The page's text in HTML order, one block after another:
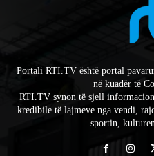
Portali RTI.TV është portal
në kuadër të
RTI.TV synon të sjell
kredibile të lajmeve nga vendi,
sportin,